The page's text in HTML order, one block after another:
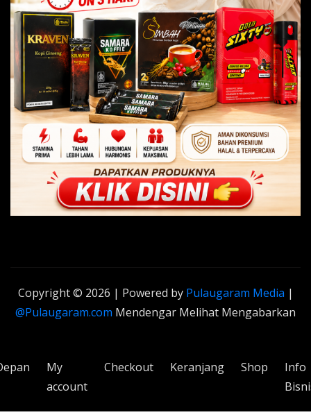
Copyright © 2026 | Powered by Pulaugaram Media |
@Pulaugaram.com Mendengar Melihat Mengabarkan
My
account
Checkout Keranjang Shop
Info